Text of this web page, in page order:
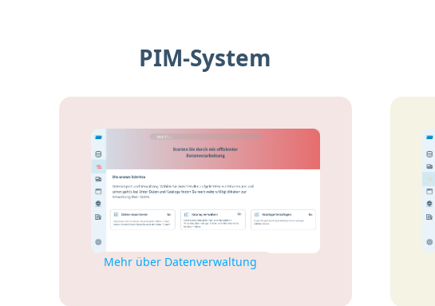
PIM-System
Mehr über Datenverwaltung